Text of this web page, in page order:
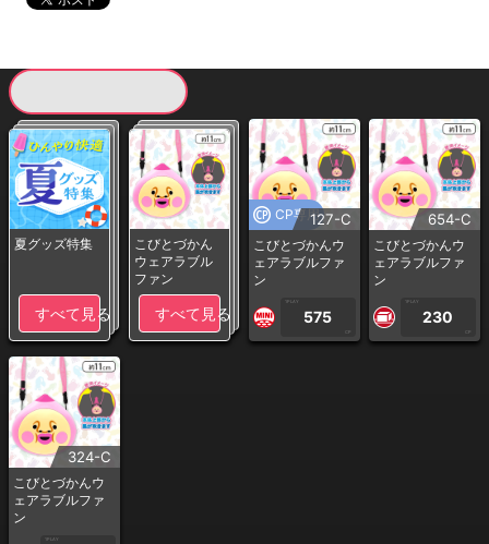
夏グッズ特集
すべて見る
こびとづかん
ウェアラブル
ファン
すべて見る
CP専用127-C
こびとづかんウ
ェアラブルファ
ン
1PLAY
575
CP
654-C
こびとづかんウ
ェアラブルファ
ン
1PLAY
230
CP
324-C
こびとづかんウ
ェアラブルファ
ン
1PLAY